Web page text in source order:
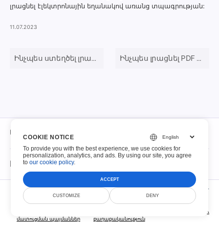
լրացնել էլեկտրոնային եղանակով առանց տպագրության:
11.07.2023
Ինչպես ստեղծել լրացվող PDF Ինչպես լրացնել PDF ձևերը
Մասին
Մասին
Կապ
Ֆայլերի պահպանման քաղաքականություն
Ընդունելի օգտագործման քաղաքականություն
Լցվող PDF-ներ
Լցվող PDF-ներ
© Scoutize Pty Ltd 2026. Բոլոր իրավունքները պաշտպանված են.
Ծառայությունների
մատուցման պայմաններ
Գաղտնիության
քաղաքականություն
DMCA
COOKIE NOTICE
To provide you with the best experience, we use cookies for
personalization, analytics, and ads. By using our site, you agree
toour cookie policy.
ACCEPT
CUSTOMIZE DENY